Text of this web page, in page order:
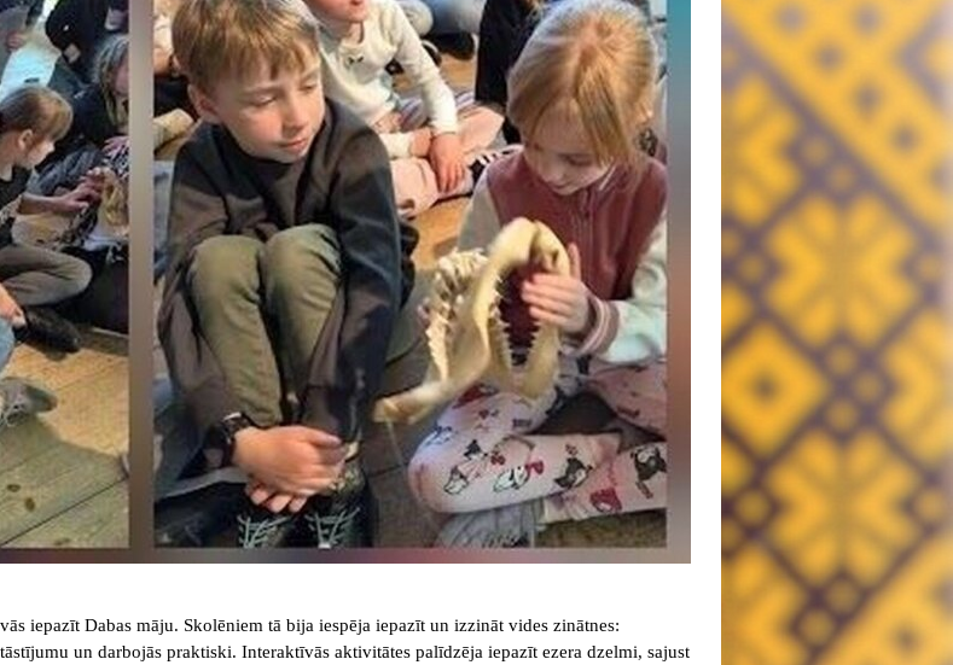
iepazīt Dabas māju. Skolēniem tā bija iespēja iepazīt un izzināt vides zinātnes:
un darbojās praktiski. Interaktīvās aktivitātes palīdzēja iepazīt ezera dzelmi, sajust